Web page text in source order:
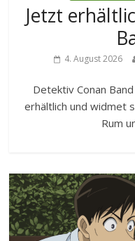
Jetzt
4. August 2026
Detektiv Conan
erhältlich und widmet
Rum